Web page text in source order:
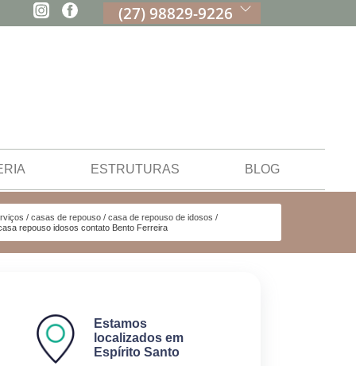
(27) 98829-9226
ESTRUTURAS BLOG
casas de repouso
casa de repouso de idosos
repouso idosos contato Bento Ferreira
Estamos
localizados em
Espírito Santo